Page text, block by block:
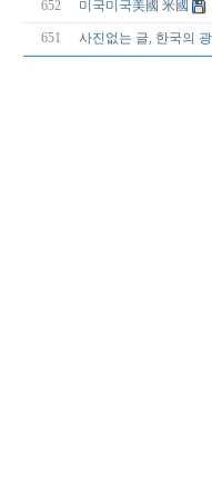
652 미국미국美國 米國
651 사진없는 글, 한국의